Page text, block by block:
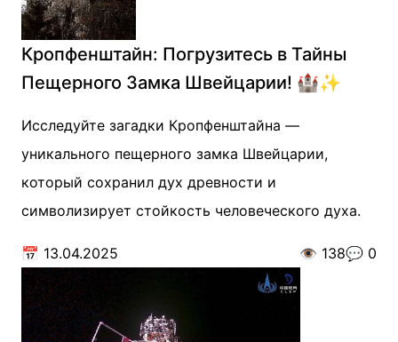
Кропфенштайн: Погрузитесь в Тайны
Пещерного Замка Швейцарии! 🏰✨
Исследуйте загадки Кропфенштайна —
уникального пещерного замка Швейцарии,
который сохранил дух древности и
символизирует стойкость человеческого духа.
📅 13.04.2025 👁️ 138💬 0